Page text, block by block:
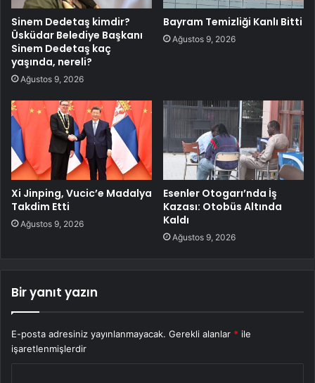
Sinem Dedetaş kimdir?
Üsküdar Belediye Başkanı
Sinem Dedetaş kaç
yaşında, nereli?
Ağustos 9, 2026
Bayram Temizliği Kanlı Bitti
Ağustos 9, 2026
Xi Jinping, Vucic’e Madalya
Takdim Etti
Ağustos 9, 2026
Esenler Otogarı’nda İş
Kazası: Otobüs Altında
Kaldı
Ağustos 9, 2026
Bir yanıt yazın
E-posta adresiniz yayınlanmayacak. Gerekli alanlar * ile
işaretlenmişlerdir